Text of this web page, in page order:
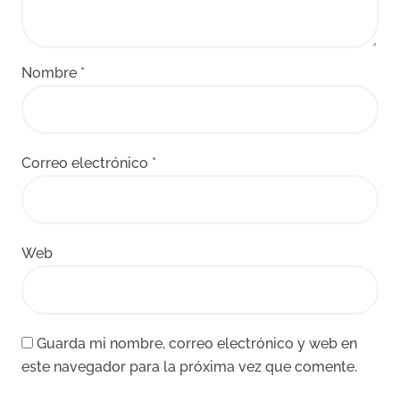
Nombre *
Correo electrónico *
Web
Guarda mi nombre, correo electrónico y web en
este navegador para la próxima vez que comente.